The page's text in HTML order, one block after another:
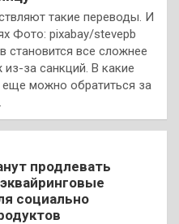
такие переводы. И
Фото: pixabay/stevepb
становится все сложнее
за санкций. В какие
можно обратиться за
продлевать
социально